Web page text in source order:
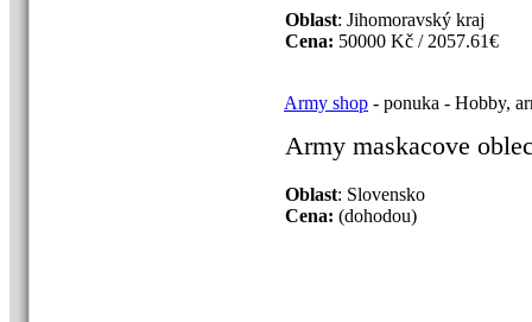
Oblast: Jihomoravský kraj
Cena: 50000 Kč / 2057.61€
Army shop - ponuka - Hobby,
Army maskacove
Oblast: Slovensko
Cena: (dohodou)